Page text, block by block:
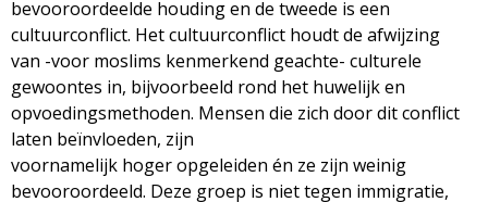
bevooroordeelde houding en de tweede is een
cultuurconflict. Het cultuurconflict houdt de afwijzing
van -voor moslims kenmerkend geachte- culturele
gewoontes in, bijvoorbeeld rond het huwelijk en
opvoedingsmethoden. Mensen die zich door dit conflict
laten beïnvloeden, zijn
voornamelijk hoger opgeleiden én ze zijn weinig
bevooroordeeld. Deze groep is niet tegen immigratie,